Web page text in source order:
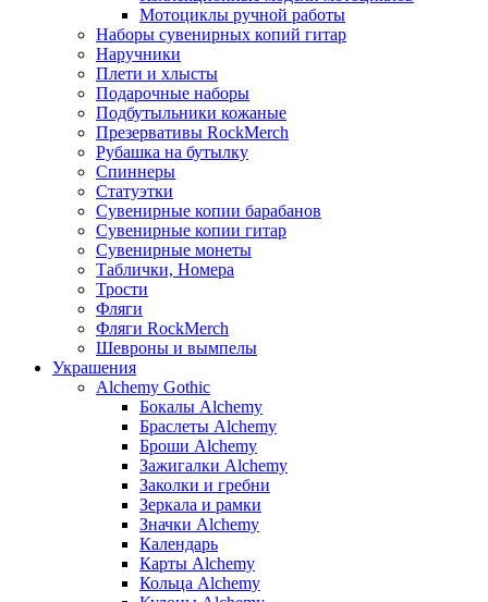
Мотоциклы ручной работы
Наборы сувенирных копий гитар
Наручники
Плети и хлысты
Подарочные наборы
Подбутыльники кожаные
Презервативы RockMerch
Рубашка на бутылку
Спиннеры
Статуэтки
Сувенирные копии барабанов
Сувенирные копии гитар
Сувенирные монеты
Таблички, Номера
Трости
Фляги
Фляги RockMerch
Шевроны и вымпелы
Украшения
Alchemy Gothic
Бокалы Alchemy
Браслеты Alchemy
Броши Alchemy
Зажигалки Alchemy
Заколки и гребни
Зеркала и рамки
Значки Alchemy
Календарь
Карты Alchemy
Кольца Alchemy